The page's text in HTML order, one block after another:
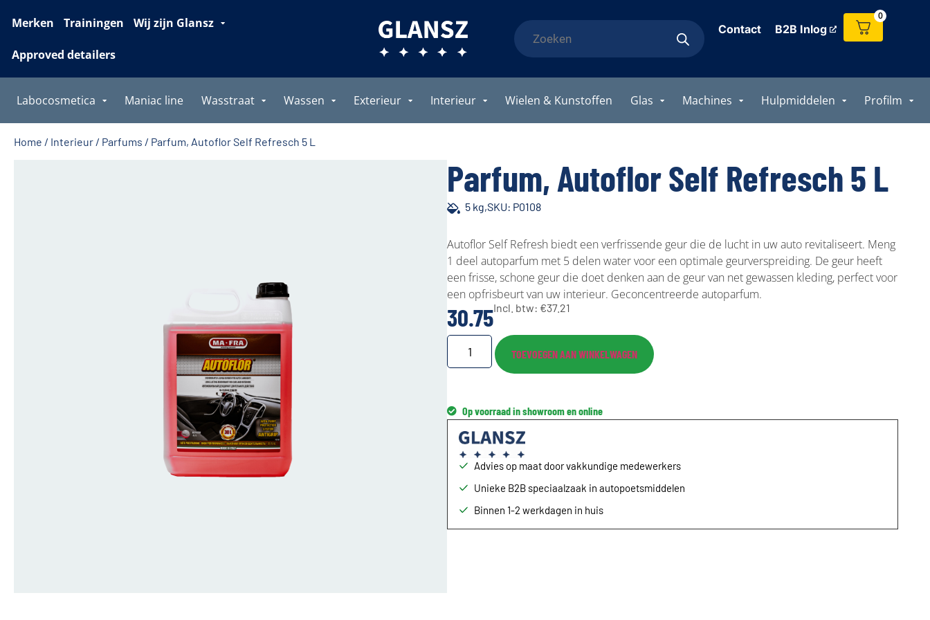
Merken Trainingen Wij zijn Glansz
Approved detailers
Contact B2B Inlog
0
Labocosmetica Maniac line Wasstraat Wassen Exterieur Interieur Wielen & Kunstoffen Glas Machines Hulpmiddelen Profilm
Home / Interieur / Parfums / Parfum, Autoflor Self Refresch 5 L
Parfum, Autoflor Self Refresch 5 L
5 kg,SKU: P0108
Autoflor Self Refresh biedt een verfrissende geur die de lucht in uw auto revitaliseert. Meng
1 deel autoparfum met 5 delen water voor een optimale geurverspreiding. De geur heeft
een frisse, schone geur die doet denken aan de geur van net gewassen kleding, perfect voor
een opfrisbeurt van uw interieur. Geconcentreerde autoparfum.
30.75Incl. btw: €37.21
TOEVOEGEN AAN WINKELWAGEN
Op voorraad in showroom en online
Advies op maat door vakkundige medewerkers
Unieke B2B speciaalzaak in autopoetsmiddelen
Binnen 1-2 werkdagen in huis